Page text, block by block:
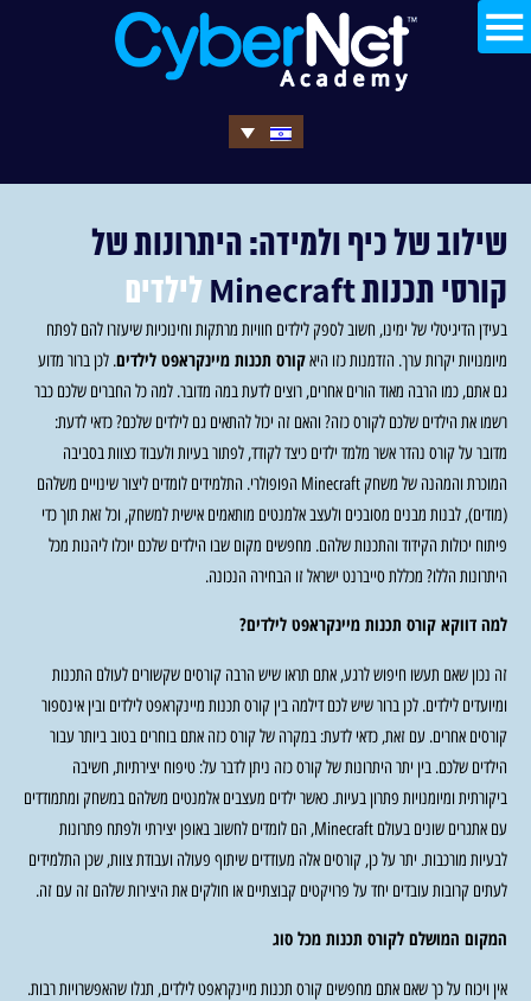
שילוב של כיף ולמידה: היתרונות של
קורסי תכנות Minecraft
לילדים
בעידן הדיגיטלי של ימינו, חשוב לספק לילדים חוויות מרתקות וחינוכיות שיעזרו להם לפתח
מיומנויות יקרות ערך. הזדמנות כזו היאקורס תכנות מיינקראפט לילדים. לכן ברור מדוע
גם אתם, כמו הרבה מאוד הורים אחרים, רוצים לדעת במה מדובר. למה כל החברים שלכם כבר
רשמו את הילדים שלכם לקורס כזה? והאם זה יכול להתאים גם לילדים שלכם? כדאי לדעת:
מדובר על קורס נהדר אשר מלמד ילדים כיצד לקודד, לפתור בעיות ולעבוד כצוות בסביבה
המוכרת והמהנה של משחק Minecraft הפופולרי. התלמידים לומדים ליצור שינויים משלהם
(מודים), לבנות מבנים מסובכים ולעצב אלמנטים מותאמים אישית למשחק, וכל זאת תוך כדי
פיתוח יכולות הקידוד והתכנות שלהם. מחפשים מקום שבו הילדים שלכם יוכלו ליהנות מכל
היתרונות הללו? מכללת סייברנט ישראל זו הבחירה הנכונה.
למה דווקא קורס תכנות מיינקראפט לילדים?
זה נכון שאם תעשו חיפוש לרגע, אתם תראו שיש הרבה קורסים שקשורים לעולם התכנות
ומיועדים לילדים. לכן ברור שיש לכם דילמה בין קורס תכנות מיינקראפט לילדים ובין אינספור
קורסים אחרים. עם זאת, כדאי לדעת: במקרה של קורס כזה אתם בוחרים בטוב ביותר עבור
הילדים שלכם. בין יתר היתרונות של קורס כזה ניתן לדבר על: טיפוח יצירתיות, חשיבה
ביקורתית ומיומנויות פתרון בעיות. כאשר ילדים מעצבים אלמנטים משלהם במשחק ומתמודדים
עם אתגרים שונים בעולם Minecraft, הם לומדים לחשוב באופן יצירתי ולפתח פתרונות
לבעיות מורכבות. יתר על כן, קורסים אלה מעודדים שיתוף פעולה ועבודת צוות, שכן התלמידים
לעתים קרובות עובדים יחד על פרויקטים קבוצתיים או חולקים את היצירות שלהם זה עם זה.
המקום המושלם לקורס תכנות מכל סוג
אין ויכוח על כך שאם אתם מחפשים קורס תכנות מיינקראפט לילדים, תגלו שהאפשרויות רבות.